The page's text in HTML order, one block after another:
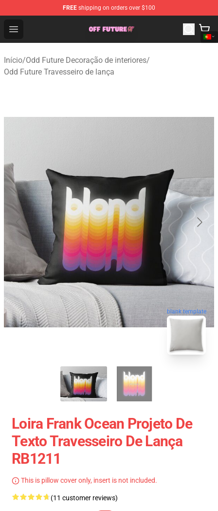
FREE shipping on orders over $100
Open menu
Odd Future Store - Official Odd Future Merchandise Shop
Início/Odd Future Decoração de interiores/
Odd Future Travesseiro de lança
blank template
Loira Frank Ocean Projeto De
Texto Travesseiro De Lança
RB1211
This is pillow cover only, insert is not included.
(11 customer reviews)